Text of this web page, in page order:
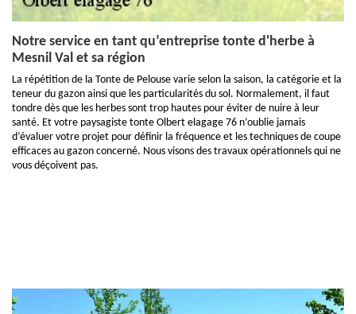
Notre service en tant qu’entreprise tonte d'herbe à
Mesnil Val et sa région
La répétition de la Tonte de Pelouse varie selon la saison, la catégorie et la
teneur du gazon ainsi que les particularités du sol. Normalement, il faut
tondre dès que les herbes sont trop hautes pour éviter de nuire à leur
santé. Et votre paysagiste tonte Olbert elagage 76 n’oublie jamais
d’évaluer votre projet pour définir la fréquence et les techniques de coupe
efficaces au gazon concerné. Nous visons des travaux opérationnels qui ne
vous déçoivent pas.